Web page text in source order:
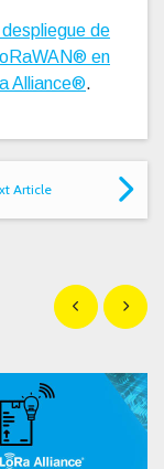
de
en
Alliance®.
Article
Show previous
Show